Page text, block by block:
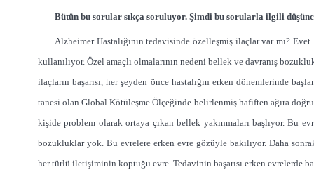
Bütün bu sorular sıkça soruluyor. Şimdi bu sorularla ilgili
Alzheimer Hastalığının tedavisinde özelleşmiş ilaçlar var mı?
kullanılıyor. Özel amaçlı olmalarının nedeni bellek ve davranış
ilaçların başarısı, her şeyden önce hastalığın erken dönemlerinde
tanesi olan Global Kötüleşme Ölçeğinde belirlenmiş hafiften ağıra
kişide problem olarak ortaya çıkan bellek yakınmaları başlıyor. Bu
bozukluklar yok. Bu evrelere erken evre gözüyle bakılıyor. Daha
her türlü iletişiminin koptuğu evre. Tedavinin başarısı erken evrelerde